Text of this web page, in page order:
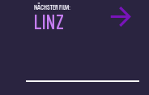
NÄCHSTER FILM:
LINZ